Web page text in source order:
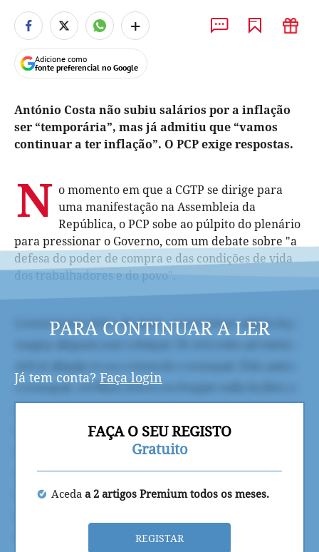
+
Adicione como
fonte preferencial no Google
António Costa não subiu salários por a inflação
ser “temporária”, mas já admitiu que “vamos
continuar a ter inflação”. O PCP exige respostas.
N o momento em que a CGTP se dirige para
uma manifestação na Assembleia da
República, o PCP sobe ao púlpito do plenário
para pressionar o Governo, com um debate sobre "a
defesa do poder de compra e das condições de vida
dos trabalhadores e do povo".
PARA CONTINUAR A LER
Já tem conta? Faça login
FAÇA O SEU REGISTO
Gratuito
Aceda a 2 artigos Premium todos os meses.
REGISTAR